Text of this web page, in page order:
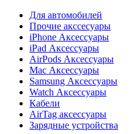
Для автомобилей
Прочие акссесуары
iPhone Аксессуары
iPad Аксессуары
AirPods Аксессуары
Mac Аксессуары
Samsung Аксессуары
Watch Аксессуары
Кабели
AirTag аксессуары
Зарядные устройства